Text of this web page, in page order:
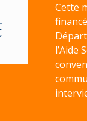
Cette
l’Aide